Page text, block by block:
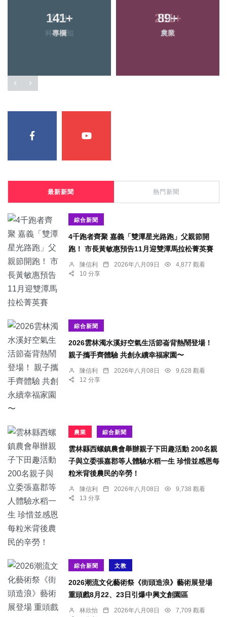
141+
專欄
89+
農業
最新新聞 熱門新聞
綜合新聞
4千跑者齊聚 嘉義「雙潭星光路跑」父親節開
跑！ 市長黃敏惠預告11月迎雙潭馬拉松菁英賽
陳信利 2026年八月09日
4,877 觀看
10 分享
綜合新聞
2026雲林濁水溪好空氣生活節崙背熱鬧登場！
親子攜手齊體驗 共創永續幸福家園〜
陳信利 2026年八月08日
9,628 觀看
12 分享
農業 綜合新聞
雲林縣西螺鎮農會舉辦親子下田趣活動 200名親
子與立委張嘉郡等人體驗水稻一生 珍惜並感恩每
粒米背後農民的辛勞！
陳信利 2026年八月08日
9,738 觀看
13 分享
綜合新聞 文教
2026潮流文化藝術祭《街頭造浪》藝術展登場
重頭戲8月22、23日引爆中興文創園區
林欣怡 2026年八月08日
7,709 觀看